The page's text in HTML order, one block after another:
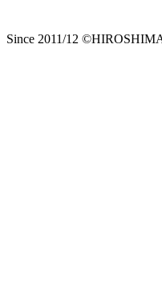
Since 2011/12